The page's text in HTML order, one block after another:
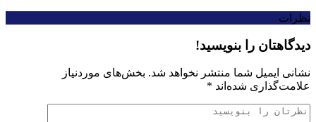
نظرات
دیدگاهتان را بنویسید!
نشانی ایمیل شما منتشر نخواهد شد. بخش‌های موردنیاز
علامت‌گذاری شده‌اند *